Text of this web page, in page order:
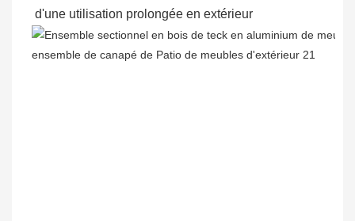
d'une utilisation prolongée en extérieur